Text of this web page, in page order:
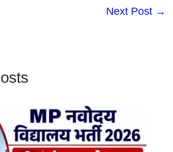
Next Post →